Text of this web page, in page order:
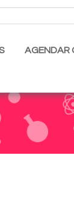
AGENDAR